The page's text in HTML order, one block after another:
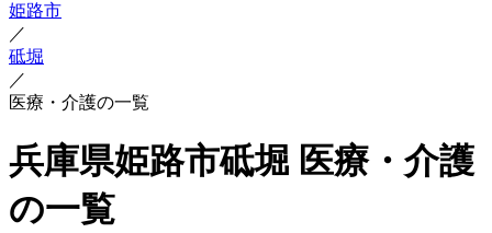
姫路市
／
砥堀
／
医療・介護の一覧
兵庫県姫路市砥堀 医療・介護
の一覧